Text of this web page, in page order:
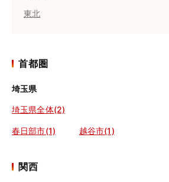
東北
首都圏
埼玉県
埼玉県全体(2)
春日部市(1) 越谷市(1)
関西